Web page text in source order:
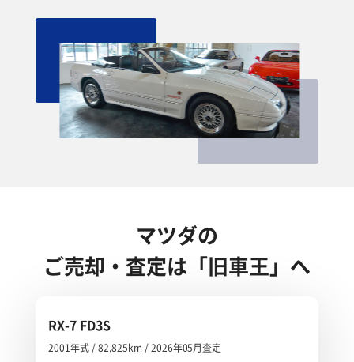
マツダの
ご売却・査定は「旧車王」へ
RX-7 FD3S
2001年式 / 82,825km / 2026年05月査定